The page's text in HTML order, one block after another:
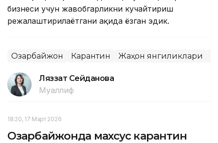
бизнеси учун жавобгарликни кучайтириш
режалаштирилаётгани ҳақида ёзган эдик.
Озарбайжон Карантин Жаҳон янгиликлари
Ляззат Сейданова
Муаллиф
18:20, 17 Март 2026
Озарбайжонда махсус карантин